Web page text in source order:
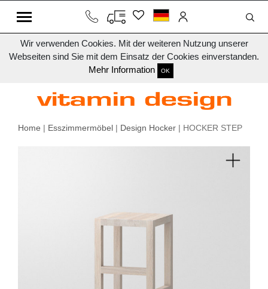
Wir verwenden Cookies. Mit der weiteren Nutzung unserer
Webseiten sind Sie mit dem Einsatz der Cookies einverstanden.
Mehr Information
OK
Home | Esszimmermöbel | Design Hocker | HOCKER STEP